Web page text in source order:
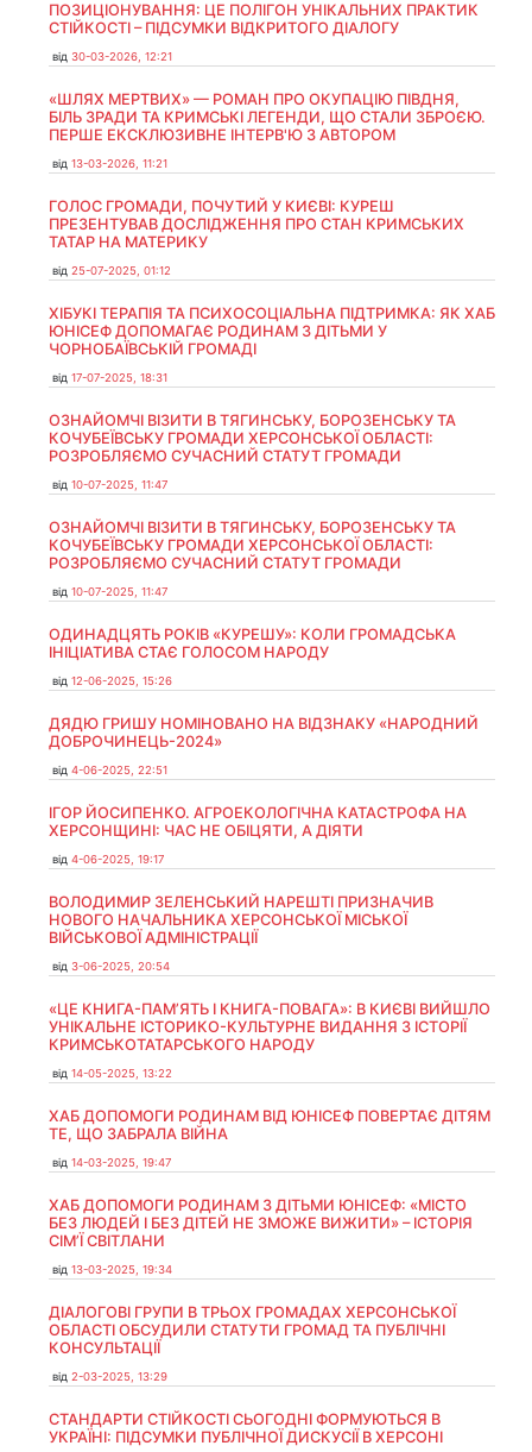
ПОЗИЦІОНУВАННЯ: ЦЕ ПОЛІГОН УНІКАЛЬНИХ ПРАКТИК
СТІЙКОСТІ – ПІДСУМКИ ВІДКРИТОГО ДІАЛОГУ
від 30-03-2026, 12:21
«ШЛЯХ МЕРТВИХ» — РОМАН ПРО ОКУПАЦІЮ ПІВДНЯ,
БІЛЬ ЗРАДИ ТА КРИМСЬКІ ЛЕГЕНДИ, ЩО СТАЛИ ЗБРОЄЮ.
ПЕРШЕ ЕКСКЛЮЗИВНЕ ІНТЕРВ'Ю З АВТОРОМ
від 13-03-2026, 11:21
ГОЛОС ГРОМАДИ, ПОЧУТИЙ У КИЄВІ: КУРЕШ
ПРЕЗЕНТУВАВ ДОСЛІДЖЕННЯ ПРО СТАН КРИМСЬКИХ
ТАТАР НА МАТЕРИКУ
від 25-07-2025, 01:12
ХІБУКІ ТЕРАПІЯ ТА ПСИХОСОЦІАЛЬНА ПІДТРИМКА: ЯК ХАБ
ЮНІСЕФ ДОПОМАГАЄ РОДИНАМ З ДІТЬМИ У
ЧОРНОБАЇВСЬКІЙ ГРОМАДІ
від 17-07-2025, 18:31
ОЗНАЙОМЧІ ВІЗИТИ В ТЯГИНСЬКУ, БОРОЗЕНСЬКУ ТА
КОЧУБЕЇВСЬКУ ГРОМАДИ ХЕРСОНСЬКОЇ ОБЛАСТІ:
РОЗРОБЛЯЄМО СУЧАСНИЙ СТАТУТ ГРОМАДИ
від 10-07-2025, 11:47
ОЗНАЙОМЧІ ВІЗИТИ В ТЯГИНСЬКУ, БОРОЗЕНСЬКУ ТА
КОЧУБЕЇВСЬКУ ГРОМАДИ ХЕРСОНСЬКОЇ ОБЛАСТІ:
РОЗРОБЛЯЄМО СУЧАСНИЙ СТАТУТ ГРОМАДИ
від 10-07-2025, 11:47
ОДИНАДЦЯТЬ РОКІВ «КУРЕШУ»: КОЛИ ГРОМАДСЬКА
ІНІЦІАТИВА СТАЄ ГОЛОСОМ НАРОДУ
від 12-06-2025, 15:26
ДЯДЮ ГРИШУ НОМІНОВАНО НА ВІДЗНАКУ «НАРОДНИЙ
ДОБРОЧИНЕЦЬ-2024»
від 4-06-2025, 22:51
ІГОР ЙОСИПЕНКО. АГРОЕКОЛОГІЧНА КАТАСТРОФА НА
ХЕРСОНЩИНІ: ЧАС НЕ ОБІЦЯТИ, А ДІЯТИ
від 4-06-2025, 19:17
ВОЛОДИМИР ЗЕЛЕНСЬКИЙ НАРЕШТІ ПРИЗНАЧИВ
НОВОГО НАЧАЛЬНИКА ХЕРСОНСЬКОЇ МІСЬКОЇ
ВІЙСЬКОВОЇ АДМІНІСТРАЦІЇ
від 3-06-2025, 20:54
«ЦЕ КНИГА-ПАМ’ЯТЬ І КНИГА-ПОВАГА»: В КИЄВІ ВИЙШЛО
УНІКАЛЬНЕ ІСТОРИКО-КУЛЬТУРНЕ ВИДАННЯ З ІСТОРІЇ
КРИМСЬКОТАТАРСЬКОГО НАРОДУ
від 14-05-2025, 13:22
ХАБ ДОПОМОГИ РОДИНАМ ВІД ЮНІСЕФ ПОВЕРТАЄ ДІТЯМ
ТЕ, ЩО ЗАБРАЛА ВІЙНА
від 14-03-2025, 19:47
ХАБ ДОПОМОГИ РОДИНАМ З ДІТЬМИ ЮНІСЕФ: «МІСТО
БЕЗ ЛЮДЕЙ І БЕЗ ДІТЕЙ НЕ ЗМОЖЕ ВИЖИТИ» – ІСТОРІЯ
СІМʼЇ СВІТЛАНИ
від 13-03-2025, 19:34
ДІАЛОГОВІ ГРУПИ В ТРЬОХ ГРОМАДАХ ХЕРСОНСЬКОЇ
ОБЛАСТІ ОБСУДИЛИ СТАТУТИ ГРОМАД ТА ПУБЛІЧНІ
КОНСУЛЬТАЦІЇ
від 2-03-2025, 13:29
СТАНДАРТИ СТІЙКОСТІ СЬОГОДНІ ФОРМУЮТЬСЯ В
УКРАЇНІ: ПІДСУМКИ ПУБЛІЧНОЇ ДИСКУСІЇ В ХЕРСОНІ